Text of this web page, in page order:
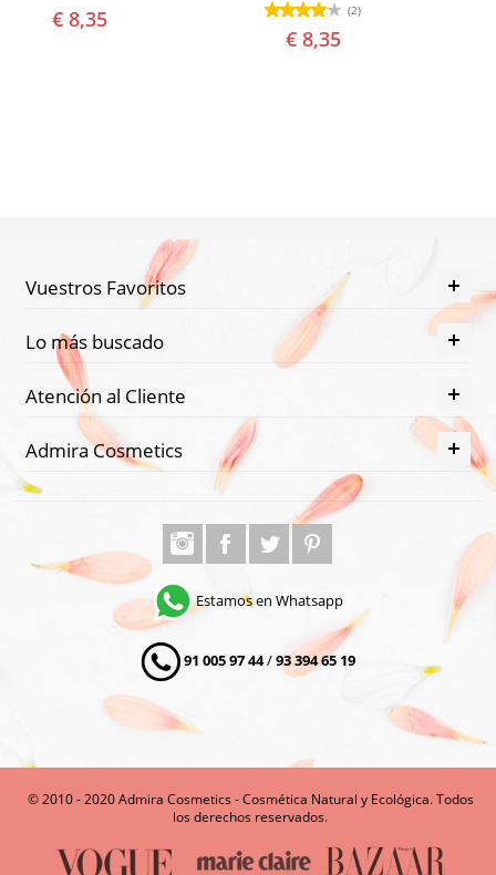
€ 8,35 (2)
€ 8,35
Vuestros Favoritos
Lo más buscado
Atención al Cliente
Admira Cosmetics
Estamos en Whatsapp
91 005 97 44/93 394 65 19
© 2010 - 2020 Admira Cosmetics - Cosmética Natural y Ecológica. Todos
los derechos reservados.